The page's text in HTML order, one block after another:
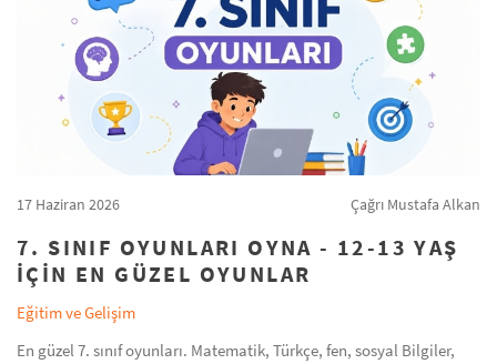
17 Haziran 2026 Çağrı Mustafa Alkan
7. SINIF OYUNLARI OYNA - 12-13 YAŞ
IÇIN EN GÜZEL OYUNLAR
Eğitim ve Gelişim
En güzel 7. sınıf oyunları. Matematik, Türkçe, fen, sosyal Bilgiler,